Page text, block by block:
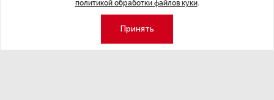
Курс на растущую
политикой обработки файлов куки.
Принять